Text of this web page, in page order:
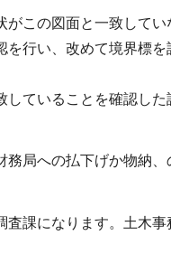
この図面と一致してい
行い、改めて境界標
ていることを確認した
局への払下げか物納
課になります。土木